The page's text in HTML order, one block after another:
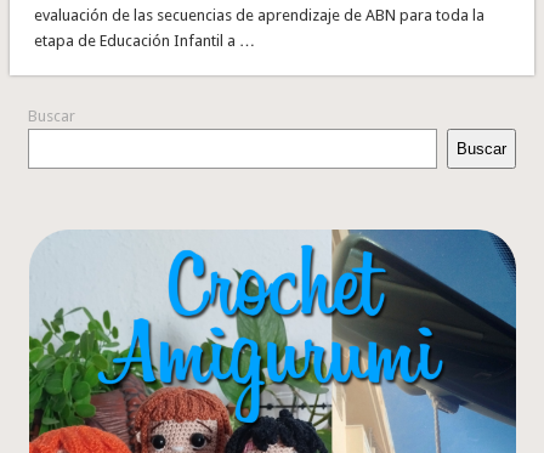
evaluación de las secuencias de aprendizaje de ABN para toda la
etapa de Educación Infantil a …
Buscar
Buscar